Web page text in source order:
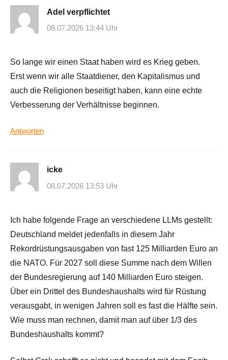
Adel verpflichtet
08.07.2026 13:44 Uhr
So lange wir einen Staat haben wird es Krieg geben.
Erst wenn wir alle Staatdiener, den Kapitalismus und
auch die Religionen beseitigt haben, kann eine echte
Verbesserung der Verhältnisse beginnen.
Antworten
icke
08.07.2026 13:53 Uhr
Ich habe folgende Frage an verschiedene LLMs gestellt:
Deutschland meldet jedenfalls in diesem Jahr
Rekordrüstungsausgaben von fast 125 Milliarden Euro an
die NATO. Für 2027 soll diese Summe nach dem Willen
der Bundesregierung auf 140 Milliarden Euro steigen.
Über ein Drittel des Bundeshaushalts wird für Rüstung
verausgabt, in wenigen Jahren soll es fast die Hälfte sein.
Wie muss man rechnen, damit man auf über 1/3 des
Bundeshaushalts kommt?